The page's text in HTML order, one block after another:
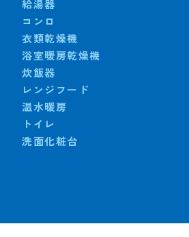
給湯器
コンロ
衣類乾燥機
浴室暖房乾燥機
炊飯器
レンジフード
温水暖房
トイレ
洗面化粧台